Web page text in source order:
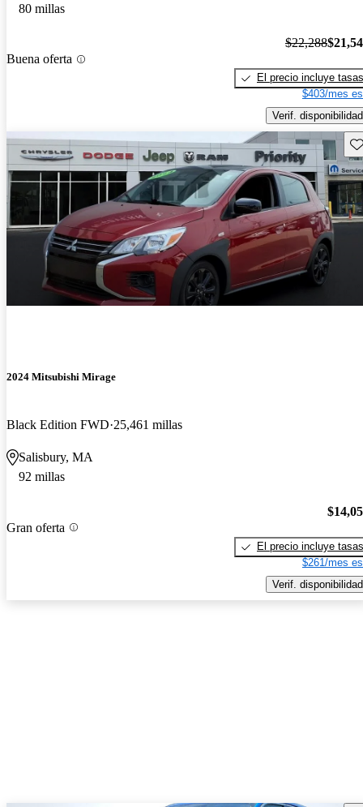
80 millas
Buena oferta
$22,288
El precio incluye tasas
$403/mes
Verif. disponibilidad
2024 Mitsubishi Mirage
Black Edition FWD 25,461 millas
Salisbury, MA
92 millas
Gran oferta
El precio incluye tasas
$261/mes
Verif. disponibilidad